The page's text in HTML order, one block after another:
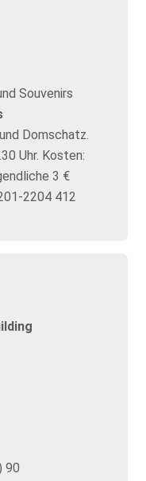
Souvenirs
Domschatz.
Uhr. Kosten:
3 €
2204 412
90